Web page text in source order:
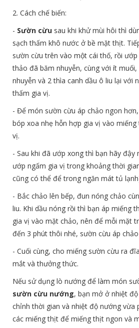
2. Cách chế biến:
- Sườn cừu sau khi khử mùi hôi thì
sạch thấm khô nước ở bề mặt thịt.
sườn cừu trên vào một cái thố, rồi
thảo đã băm nhuyễn, cùng với ít
nhuyễn và 2 thìa canh dầu ô liu lại với
thấm gia vị.
- Để món sườn cừu áp chảo ngon
bóp xoa nhẹ hỗn hợp gia vị vào
vị.
- Sau khi đã ướp xong thì bạn hãy
ướp ngấm gia vị trong khoảng thời
cũng có thể để trong ngăn mát tủ
- Bắc chảo lên bếp, đun nóng chảo
liu. Khi dầu nóng rồi thì bạn áp miếng
gia vị vào mặt chảo, nên để mỗi mặt
đến 3 phút thôi nhé, sườn cừu áp
- Cuối cùng, cho miếng sườn cừu ra
mắt và thưởng thức.
Nếu sử dụng lò nướng để làm món
sườn cừu nướng, bạn mở ở nhiệt
chỉnh thời gian và nhiệt độ nướng vừa
các miếng thịt để miếng thịt ngon và